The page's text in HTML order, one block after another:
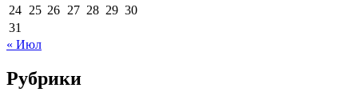
24 25 26 27 28 29 30
31
« Июл
Рубрики